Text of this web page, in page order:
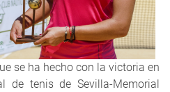
se ha hecho con la victoria en
de tenis de Sevilla-Memorial